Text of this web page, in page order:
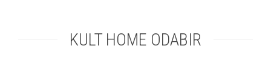
KULT HOME ODABIR